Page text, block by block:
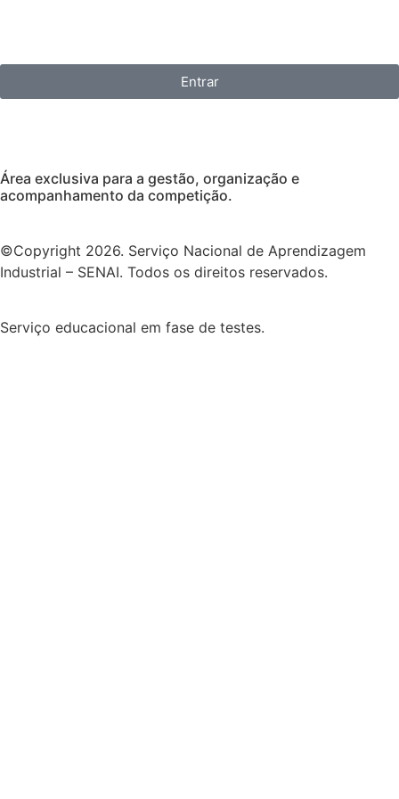
Entrar
Área exclusiva para a gestão, organização e
acompanhamento da competição.
©Copyright 2026. Serviço Nacional de Aprendizagem
Industrial – SENAI. Todos os direitos reservados.
Serviço educacional em fase de testes.